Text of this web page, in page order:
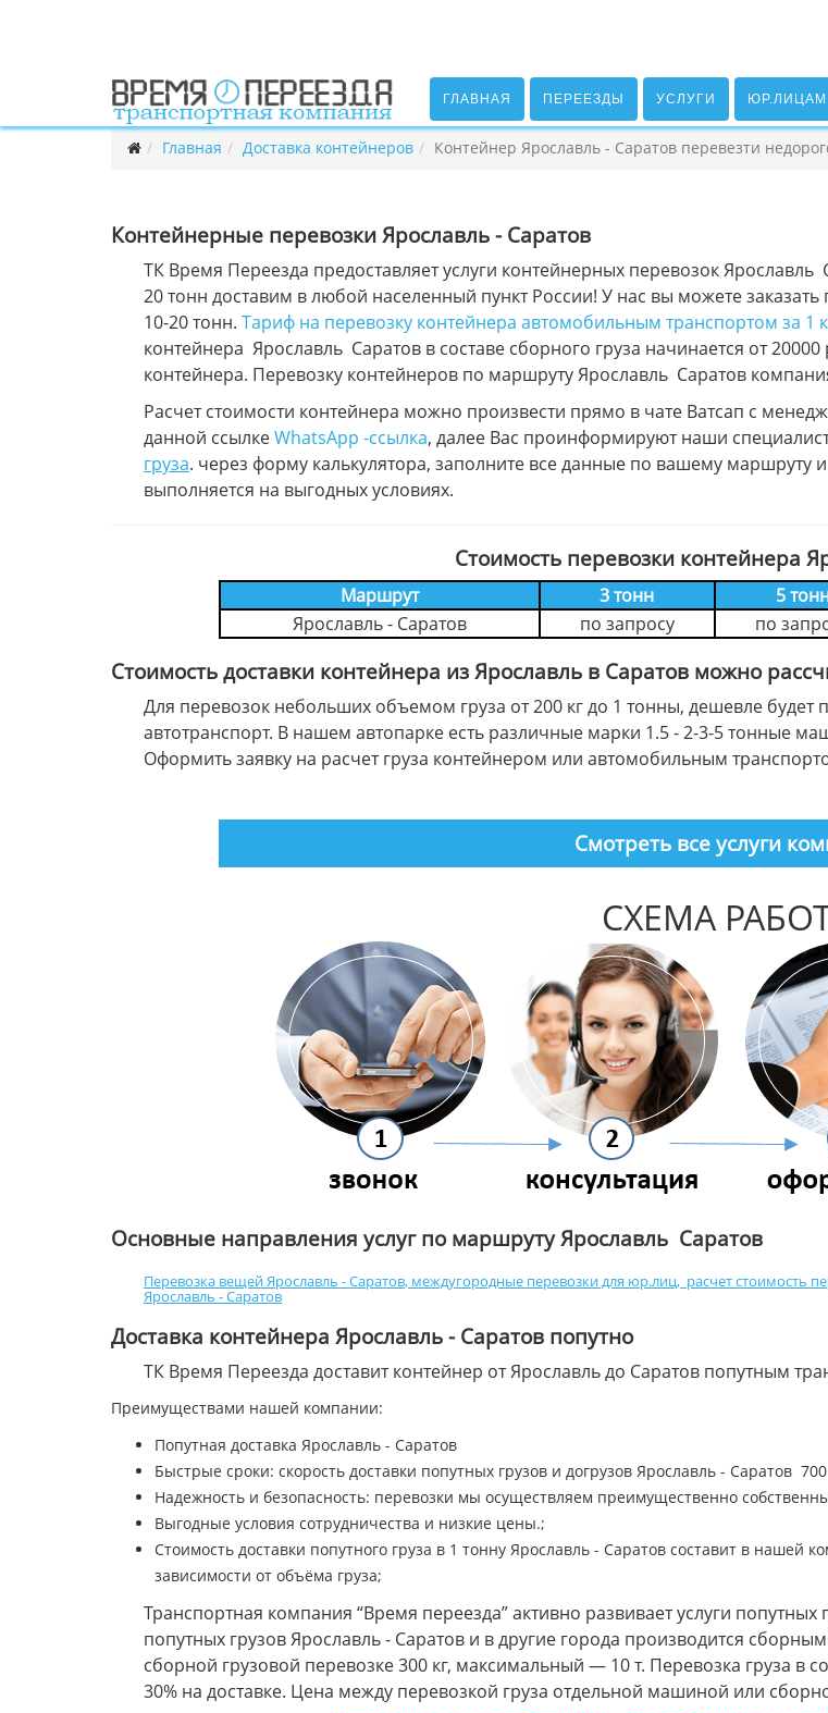
ГЛАВНАЯ ПЕРЕЕЗДЫ УСЛУГИ ЮР.ЛИЦАМ
Главная Доставка контейнеров Контейнер Ярославль - Саратов перевезти
Контейнерные перевозки Ярославль - Саратов
ТК Время Переезда предоставляет услуги контейнерных перевозок
20 тонн доставим в любой населенный пункт России! У нас вы можете
10-20 тонн. Тариф на перевозку контейнера автомобильным транспортом за 1
контейнера Ярославль Саратов в составе сборного груза начинается от
контейнера. Перевозку контейнеров по маршруту Ярославль Саратов
Расчет стоимости контейнера можно произвести прямо в чате Ватсап с
данной ссылкеWhatsApp -ссылка, далее Вас проинформируют наши
груза. через форму калькулятора, заполните все данные по вашему маршруту
выполняется на выгодных условиях.
Стоимость перевозки контейнера
Маршрут 3 тонн 5
Ярославль - Саратов
по запросу по
Стоимость доставки контейнера из Ярославль в Саратов можно
Для перевозок небольших объемом груза от 200 кг до 1 тонны, дешевле
автотранспорт. В нашем автопарке есть различные марки 1.5 - 2-3-5 тонные
Оформить заявку на расчет груза контейнером или автомобильным
Смотреть все услуги
СХЕМА
Основные направления услуг по маршруту Ярославль Саратов
Перевозка вещей Ярославль - Саратов, междугородные перевозки для юр.лиц, расчет стоимость
Ярославль - Саратов
Доставка контейнера Ярославль - Саратов попутно
ТК Время Переезда доставит контейнер от Ярославль до Саратов попутным
Преимуществами нашей компании:
Попутная доставка Ярославль - Саратов
Быстрые сроки: скорость доставки попутных грузов и догрузов Ярославль - Саратов
Надежность и безопасность: перевозки мы осуществляем преимущественно
Выгодные условия сотрудничества и низкие цены.;
Стоимость доставки попутного груза в 1 тонну Ярославль - Саратов составит в нашей
зависимости от объёма груза;
Транспортная компания “Время переезда” активно развивает услуги
попутных грузов Ярославль - Саратов и в другие города производится
сборной грузовой перевозке 300 кг, максимальный — 10 т. Перевозка груза
30% на доставке. Цена между перевозкой груза отдельной машиной или